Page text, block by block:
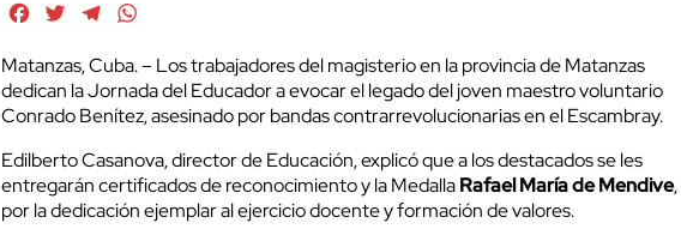
FacebookTwitterTelegram
Matanzas, Cuba. – Los trabajadores del magisterio en la provincia de Matanzas
dedican la Jornada del Educador a evocar el legado del joven maestro voluntario
Conrado Benítez, asesinado por bandas contrarrevolucionarias en el Escambray.
Edilberto Casanova, director de Educación, explicó que a los destacados se les
entregarán certificados de reconocimiento y la MedallaRafael María de Mendive,
por la dedicación ejemplar al ejercicio docente y formación de valores.